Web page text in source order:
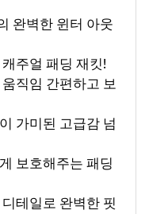
완벽한 윈터 아웃
주얼 패딩 재킷!
직임 간편하고 보
가미된 고급감 넘
보호해주는 패딩
테일로 완벽한 핏